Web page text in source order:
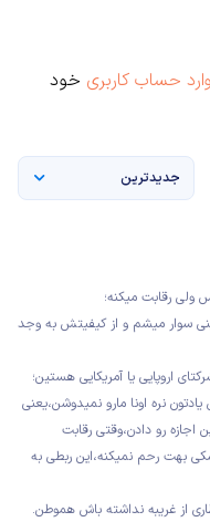
وارد حساب کاربری خود
جدیدترین
سوار میشم و از کیفیتش به وجد
اروپایی یا آمریکایی هستین؛
نره اونا مارو نمیدوشن،یعنی
رو دادن،وقتی رقابت
بهت رحم نمیکنه،این ربطی به
از غریبه نداشته باش هموطن.